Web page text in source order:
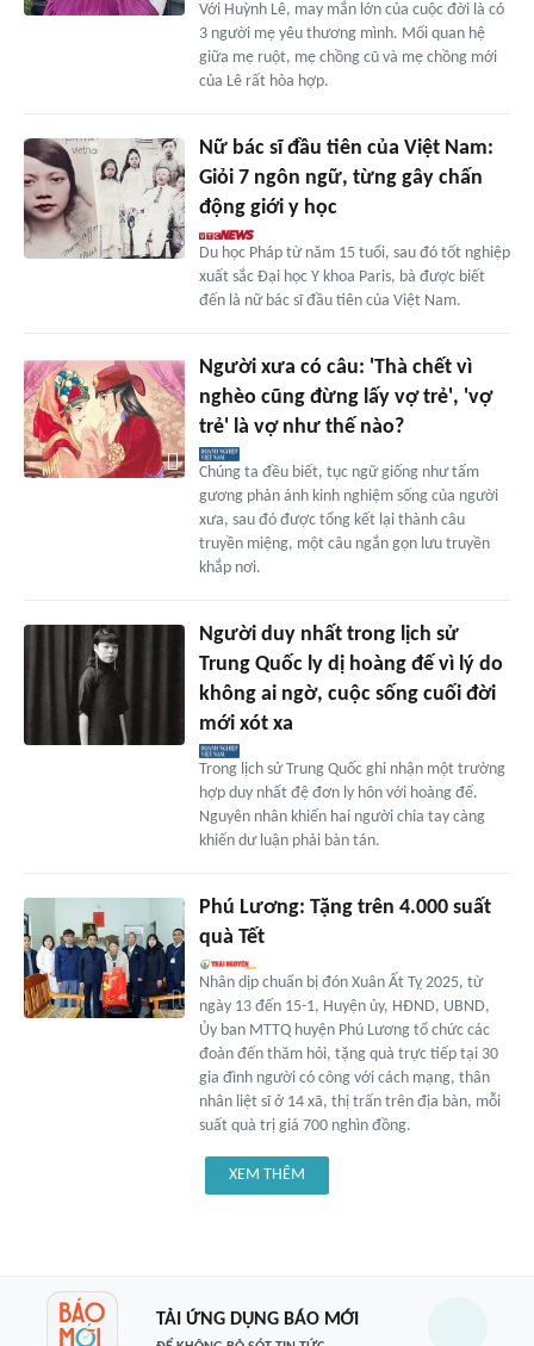
Với Huỳnh Lê, may mắn lớn của cuộc đời là có
3 người mẹ yêu thương mình. Mối quan hệ
giữa mẹ ruột, mẹ chồng cũ và mẹ chồng mới
của Lê rất hòa hợp.
Nữ bác sĩ đầu tiên của Việt Nam:
Giỏi 7 ngôn ngữ, từng gây chấn
động giới y học
Du học Pháp từ năm 15 tuổi, sau đó tốt nghiệp
xuất sắc Đại học Y khoa Paris, bà được biết
đến là nữ bác sĩ đầu tiên của Việt Nam.
Người xưa có câu: 'Thà chết vì
nghèo cũng đừng lấy vợ trẻ', 'vợ
trẻ' là vợ như thế nào?
Chúng ta đều biết, tục ngữ giống như tấm
gương phản ánh kinh nghiệm sống của người
xưa, sau đó được tổng kết lại thành câu
truyền miệng, một câu ngắn gọn lưu truyền
khắp nơi.
Người duy nhất trong lịch sử
Trung Quốc ly dị hoàng đế vì lý do
không ai ngờ, cuộc sống cuối đời
mới xót xa
Trong lịch sử Trung Quốc ghi nhận một trường
hợp duy nhất đệ đơn ly hôn với hoàng đế.
Nguyên nhân khiến hai người chia tay càng
khiến dư luận phải bàn tán.
Phú Lương: Tặng trên 4.000 suất
quà Tết
Nhân dịp chuẩn bị đón Xuân Ất Tỵ 2025, từ
ngày 13 đến 15-1, Huyện ủy, HĐND, UBND,
Ủy ban MTTQ huyện Phú Lương tổ chức các
đoàn đến thăm hỏi, tặng quà trực tiếp tại 30
gia đình người có công với cách mạng, thân
nhân liệt sĩ ở 14 xã, thị trấn trên địa bàn, mỗi
suất quà trị giá 700 nghìn đồng.
XEM THÊM
TẢI ỨNG DỤNG BÁO MỚI